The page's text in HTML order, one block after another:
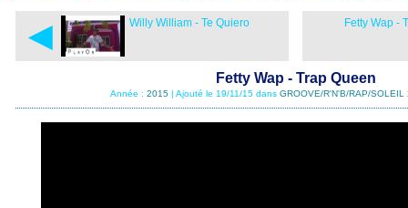
◄ Willy William - Te Quiero Fetty Wap -
Fetty Wap - Trap Queen
Année : 2015| Ajouté le 19/11/15 dans GROOVE/R'N'B/RAP/SOLEIL